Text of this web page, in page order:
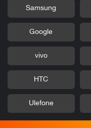
Samsung
Google
vivo
HTC
Ulefone